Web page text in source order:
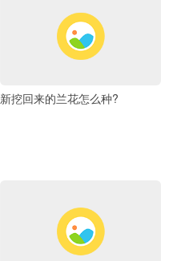
新挖回来的兰花怎么种?